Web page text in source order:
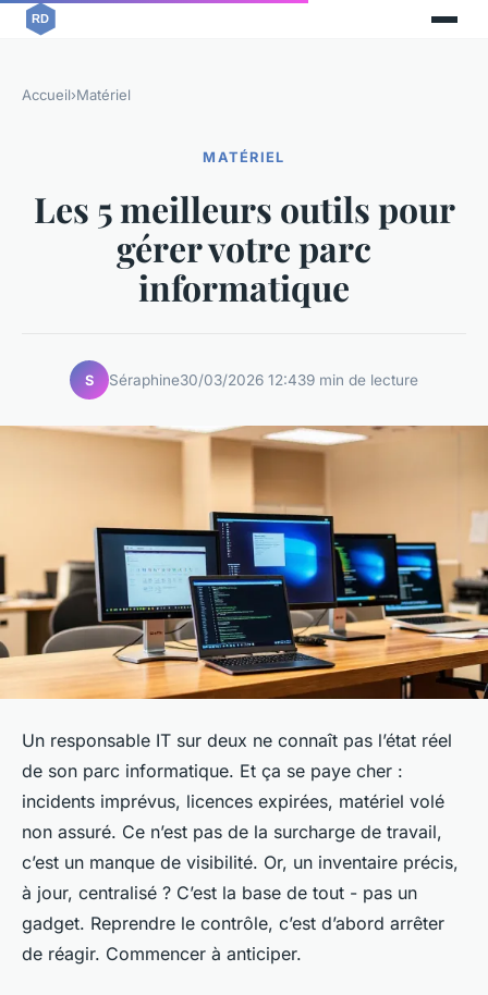
Accueil›Matériel
MATÉRIEL
Les 5 meilleurs outils pour
gérer votre parc
informatique
S Séraphine30/03/2026 12:439 min de lecture
Un responsable IT sur deux ne connaît pas l’état réel
de son parc informatique. Et ça se paye cher :
incidents imprévus, licences expirées, matériel volé
non assuré. Ce n’est pas de la surcharge de travail,
c’est un manque de visibilité. Or, un inventaire précis,
à jour, centralisé ? C’est la base de tout - pas un
gadget. Reprendre le contrôle, c’est d’abord arrêter
de réagir. Commencer à anticiper.